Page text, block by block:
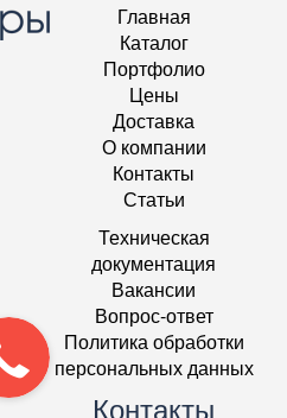
Главная
Каталог
Портфолио
Цены
Доставка
О компании
Контакты
Статьи
Техническая
документация
Вакансии
Вопрос-ответ
Политика обработки
персональных данных
Контакты